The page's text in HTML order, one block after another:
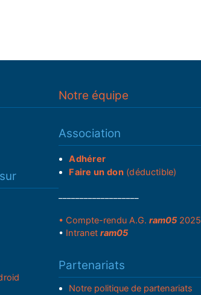
Notre équipe
Association
Adhérer
Faire un don(déductible)
• Compte-rendu A.G. ram052025
• Intranet ram05
Partenariats
Notre politique de partenariats